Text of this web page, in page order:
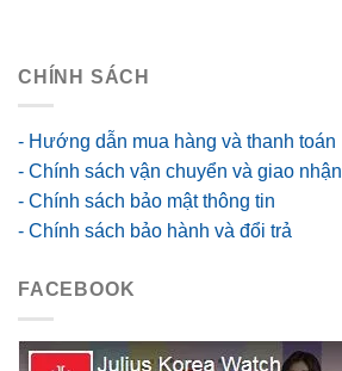
CHÍNH SÁCH
- Hướng dẫn mua hàng và thanh toán
- Chính sách vận chuyển và giao nhận
- Chính sách bảo mật thông tin
- Chính sách bảo hành và đổi trả
FACEBOOK